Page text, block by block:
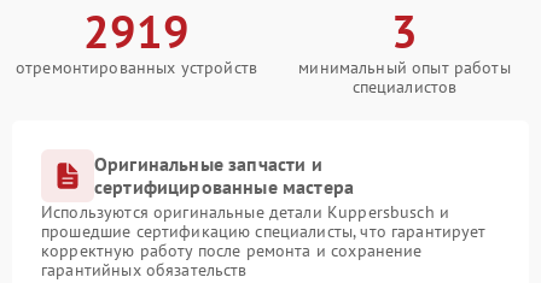
2919
отремонтированных устройств
3
минимальный опыт работы
специалистов
Оригинальные запчасти и
сертифицированные мастера
Используются оригинальные детали Kuppersbusch и
прошедшие сертификацию специалисты, что гарантирует
корректную работу после ремонта и сохранение
гарантийных обязательств